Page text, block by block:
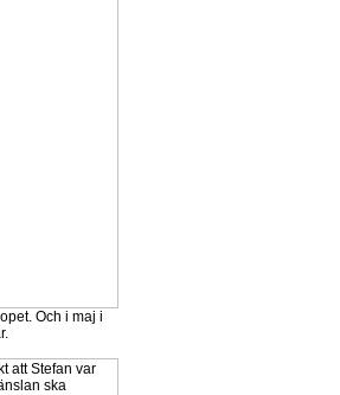
Och i maj i